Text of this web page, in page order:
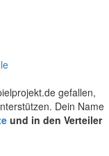
gefallen,
Dein Name
und in den Verteiler